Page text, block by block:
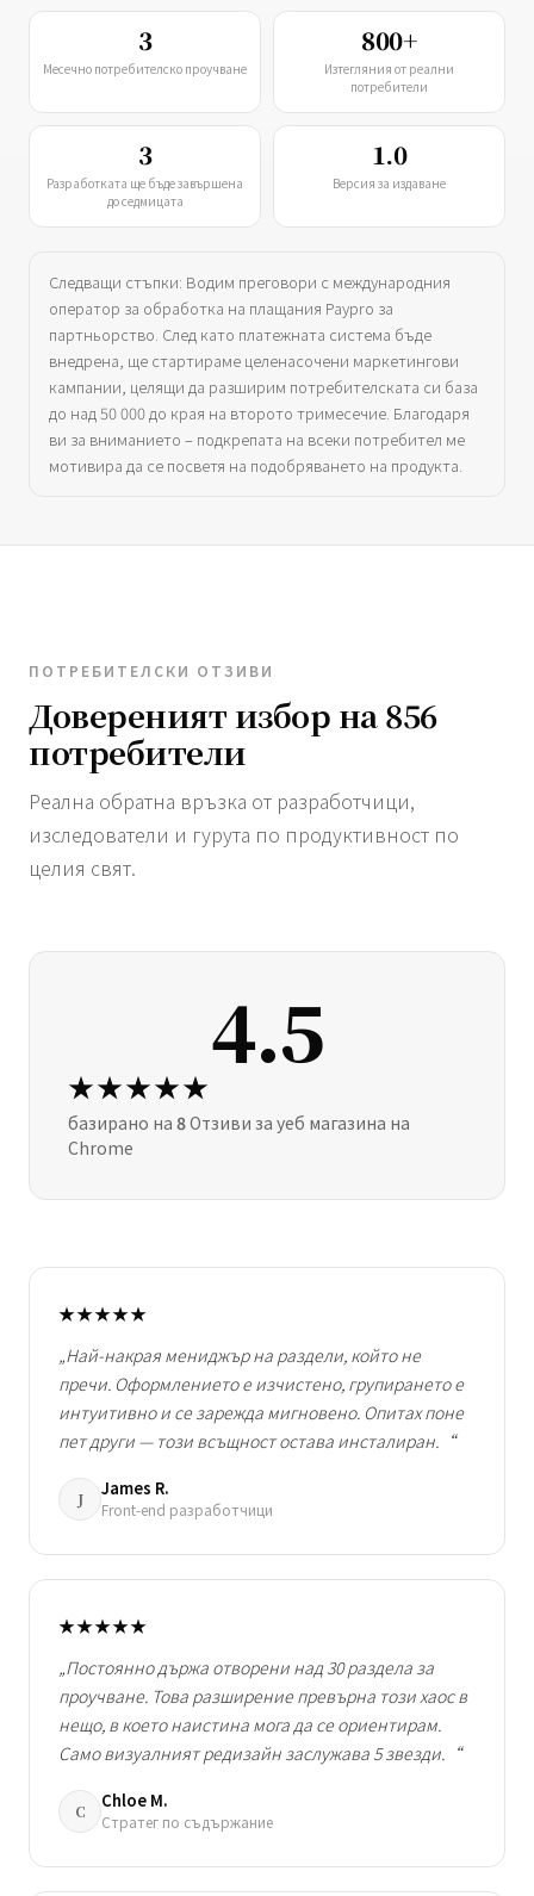
3
Месечно потребителско проучване
800+
Изтегляния от реални
потребители
3
Разработката ще бъде завършена
до седмицата
1.0
Версия за издаване
Следващи стъпки: Водим преговори с международния
оператор за обработка на плащания Paypro за
партньорство. След като платежната система бъде
внедрена, ще стартираме целенасочени маркетингови
кампании, целящи да разширим потребителската си база
до над 50 000 до края на второто тримесечие. Благодаря
ви за вниманието – подкрепата на всеки потребител ме
мотивира да се посветя на подобряването на продукта.
ПОТРЕБИТЕЛСКИ ОТЗИВИ
Довереният избор на 856
потребители
Реална обратна връзка от разработчици,
изследователи и гурута по продуктивност по
целия свят.
4.5
★★★★★
базирано на 8Отзиви за уеб магазина на
Chrome
★★★★★
„Най-накрая мениджър на раздели, който не
пречи. Оформлението е изчистено, групирането е
интуитивно и се зарежда мигновено. Опитах поне
пет други — този всъщност остава инсталиран.“
J James R.
Front-end разработчици
★★★★★
„Постоянно държа отворени над 30 раздела за
проучване. Това разширение превърна този хаос в
нещо, в което наистина мога да се ориентирам.
Само визуалният редизайн заслужава 5 звезди.“
C Chloe M.
Стратег по съдържание